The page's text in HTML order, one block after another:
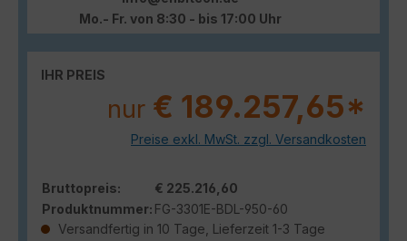
Mo.- Fr. von 8:30 - bis 17:00 Uhr
IHR PREIS
nur € 189.257,65*
Preise exkl. MwSt. zzgl. Versandkosten
Bruttopreis:
€ 225.216,60
Produktnummer: FG-3301E-BDL-950-60
Versandfertig in 10 Tage, Lieferzeit 1-3 Tage